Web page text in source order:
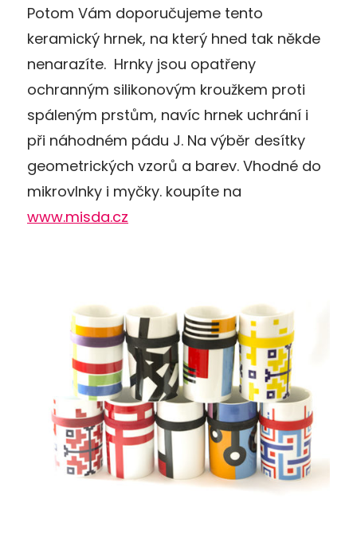
Potom Vám doporučujeme tento
keramický hrnek, na který hned tak někde
nenarazíte. Hrnky jsou opatřeny
ochranným silikonovým kroužkem proti
spáleným prstům, navíc hrnek uchrání i
při náhodném pádu J. Na výběr desítky
geometrických vzorů a barev. Vhodné do
mikrovlnky i myčky. koupíte na
www.misda.cz